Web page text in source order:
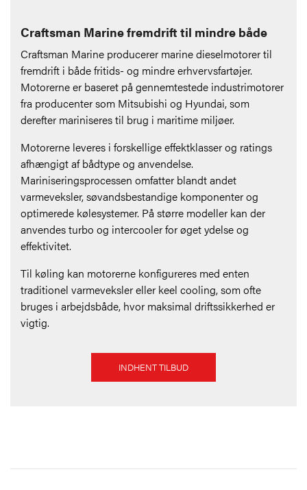
Craftsman Marine fremdrift til mindre både
Craftsman Marine producerer marine dieselmotorer til
fremdrift i både fritids- og mindre erhvervsfartøjer.
Motorerne er baseret på gennemtestede industrimotorer
fra producenter som Mitsubishi og Hyundai, som
derefter mariniseres til brug i maritime miljøer.
Motorerne leveres i forskellige effektklasser og ratings
afhængigt af bådtype og anvendelse.
Mariniseringsprocessen omfatter blandt andet
varmeveksler, søvandsbestandige komponenter og
optimerede kølesystemer. På større modeller kan der
anvendes turbo og intercooler for øget ydelse og
effektivitet.
Til køling kan motorerne konfigureres med enten
traditionel varmeveksler eller keel cooling, som ofte
bruges i arbejdsbåde, hvor maksimal driftssikkerhed er
vigtig.
INDHENT TILBUD